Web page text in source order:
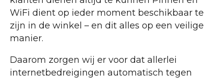
WiFi dient op ieder moment beschikbaar te
zijn in de winkel – en dit alles op een veilige
manier.
Daarom zorgen wij er voor dat allerlei
internetbedreigingen automatisch tegen